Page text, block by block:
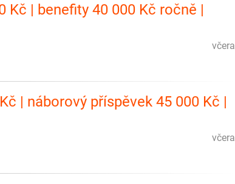
Kč | benefity 40 000 Kč ročně |
včera
| náborový příspěvek 45 000 Kč |
včera